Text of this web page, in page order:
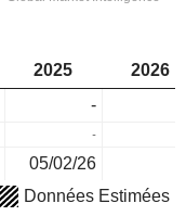
2025
2026
-
-
05/02/26
Données Estimées